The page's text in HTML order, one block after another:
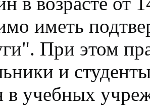
иметь
При этом
и
в учебных